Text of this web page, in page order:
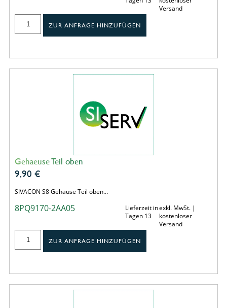
Versand
ZUR ANFRAGE HINZUFÜGEN
Gehaeuse Teil oben
9,90 €
SIVACON S8 Gehäuse Teil oben…
8PQ9170-2AA05
Lieferzeit in
Tagen 13
exkl. MwSt. |
kostenloser
Versand
ZUR ANFRAGE HINZUFÜGEN